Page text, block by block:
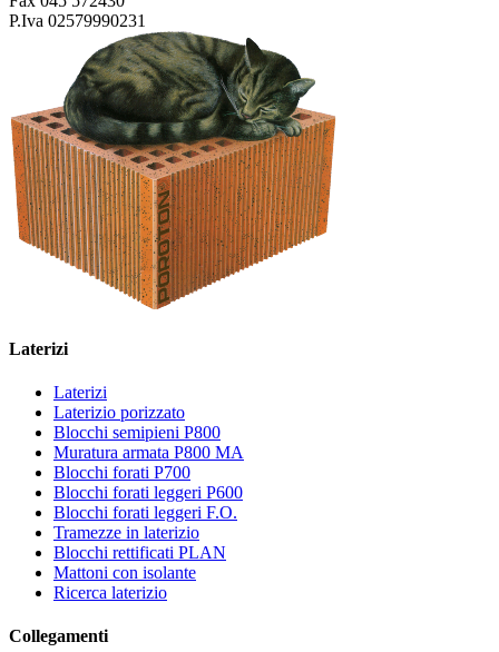
P.Iva 02579990231
Laterizi
Laterizi
Laterizio porizzato
Blocchi semipieni P800
Muratura armata P800 MA
Blocchi forati P700
Blocchi forati leggeri P600
Blocchi forati leggeri F.O.
Tramezze in laterizio
Blocchi rettificati PLAN
Mattoni con isolante
Ricerca laterizio
Collegamenti